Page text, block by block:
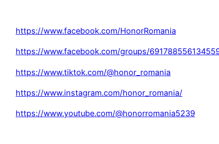
https://www.facebook.com/HonorRomania
https://www.facebook.com/groups/
https://www.tiktok.com/@honor_romania
https://www.instagram.com/honor_romania/
https://www.youtube.com/@honorromania5239